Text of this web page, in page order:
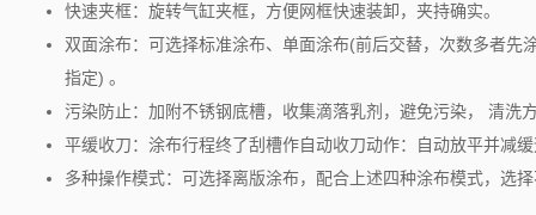
快速夹框：旋转气缸夹框，方便网框快速装卸，夹持确实。
双面涂布：可选择标准涂布、单面涂布(前后交替，次数多者
指定) 。
污染防止：加附不锈钢底槽，收集滴落乳剂，避免污染， 清洗
平缓收刀：涂布行程终了刮槽作自动收刀动作：自动放平并减
多种操作模式：可选择离版涂布，配合上述四种涂布模式，选